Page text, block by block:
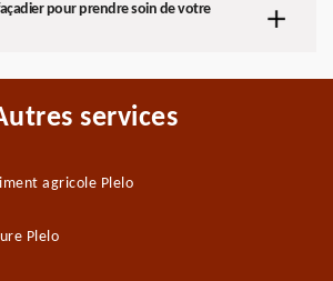
pour prendre soin de votre
services
agricole Plelo
Plelo